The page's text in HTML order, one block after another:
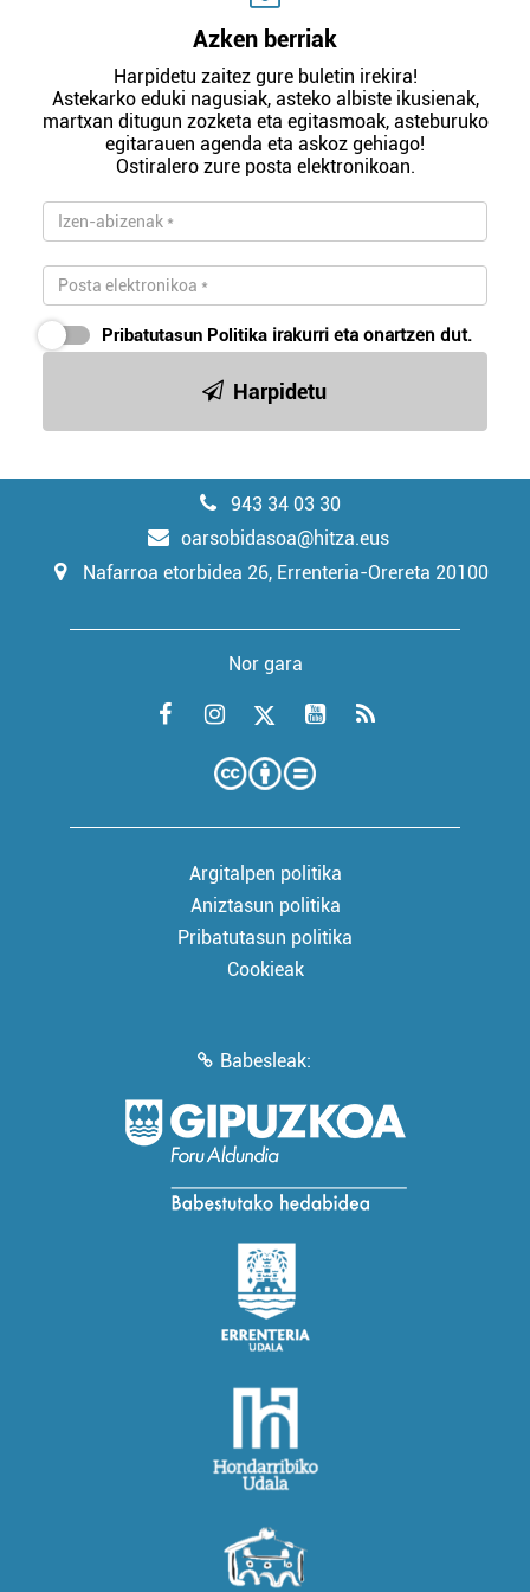
Azken berriak
Harpidetu zaitez gure buletin irekira!
Astekarko eduki nagusiak, asteko albiste ikusienak,
martxan ditugun zozketa eta egitasmoak, asteburuko
egitarauen agenda eta askoz gehiago!
Ostiralero zure posta elektronikoan.
Pribatutasun Politika irakurri eta onartzen dut.
Harpidetu
943 34 03 30
oarsobidasoa@hitza.eus
Nafarroa etorbidea 26, Errenteria-Orereta 20100
Nor gara
Argitalpen politika
Aniztasun politika
Pribatutasun politika
Cookieak
Babesleak: